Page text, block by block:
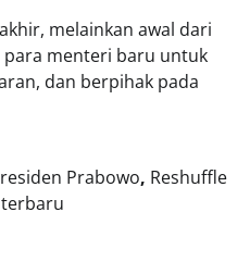
melainkan awal dari
para menteri baru untuk
dan berpihak pada
Prabowo, Reshuffle